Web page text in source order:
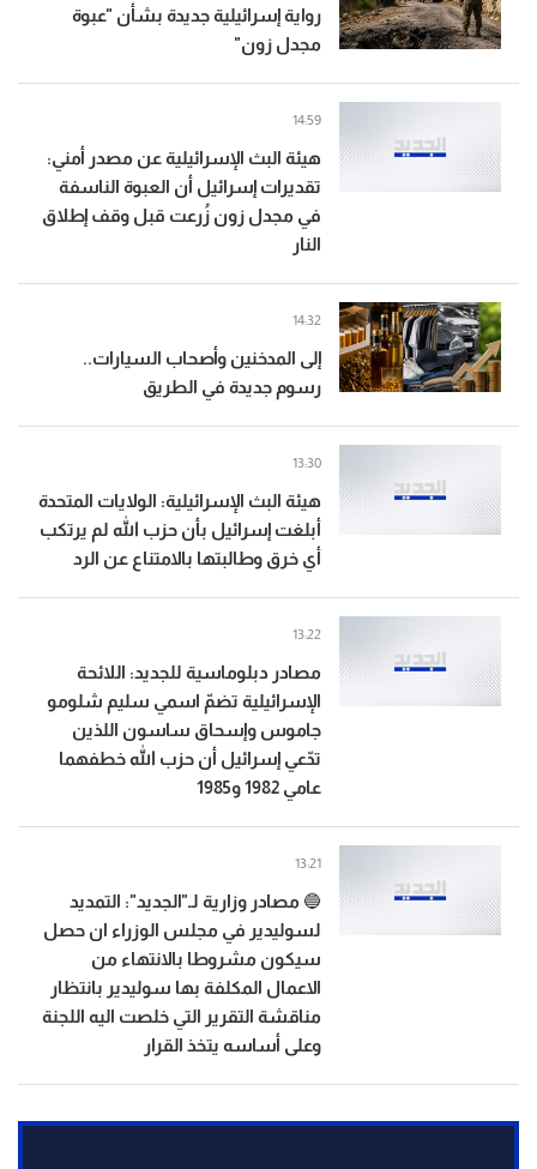
رواية إسرائيلية جديدة بشأن "عبوة
مجدل زون"
هيئة البث الإسرائيلية عن مصدر أمني:
تقديرات إسرائيل أن العبوة الناسفة
في مجدل زون زُرعت قبل وقف إطلاق
النار
14:59
إلى المدخنين وأصحاب السيارات..
رسوم جديدة في الطريق
14:32
هيئة البث الإسرائيلية: الولايات المتحدة
أبلغت إسرائيل بأن حزب الله لم يرتكب
أي خرق وطالبتها بالامتناع عن الرد
13:30
مصادر دبلوماسية للجديد: اللائحة
الإسرائيلية تضمّ اسمي سليم شلومو
جاموس وإسحاق ساسون اللذين
تدّعي إسرائيل أن حزب الله خطفهما
عامي 1982 و1985
13:22
🔵 مصادر وزارية لـ"الجديد": التمديد
لسوليدير في مجلس الوزراء ان حصل
سيكون مشروطا بالانتهاء من
الاعمال المكلفة بها سوليدير بانتظار
مناقشة التقرير التي خلصت اليه اللجنة
وعلى أساسه يتخذ القرار
13:21